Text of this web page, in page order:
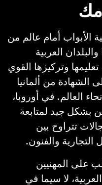
الأبواب أمام عالم من
العربية
وتركيزها القوي
الشهادة من ألمانيا
العالم. في أوروبا،
بشكل جيد لمتابعة
تتراوح بين
التجارية والفنون.
على المهنيين
لا سيما في